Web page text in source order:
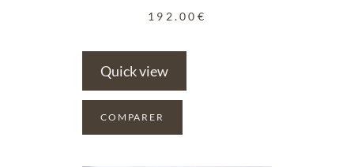
192.00 €
Quick view
COMPARER